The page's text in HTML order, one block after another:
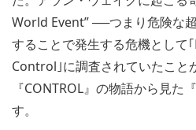
World Event” ──つまり危険な
することで発生する危機とし
Control｣に調査されていたこと
『CONTROL』の物語から見た
す。